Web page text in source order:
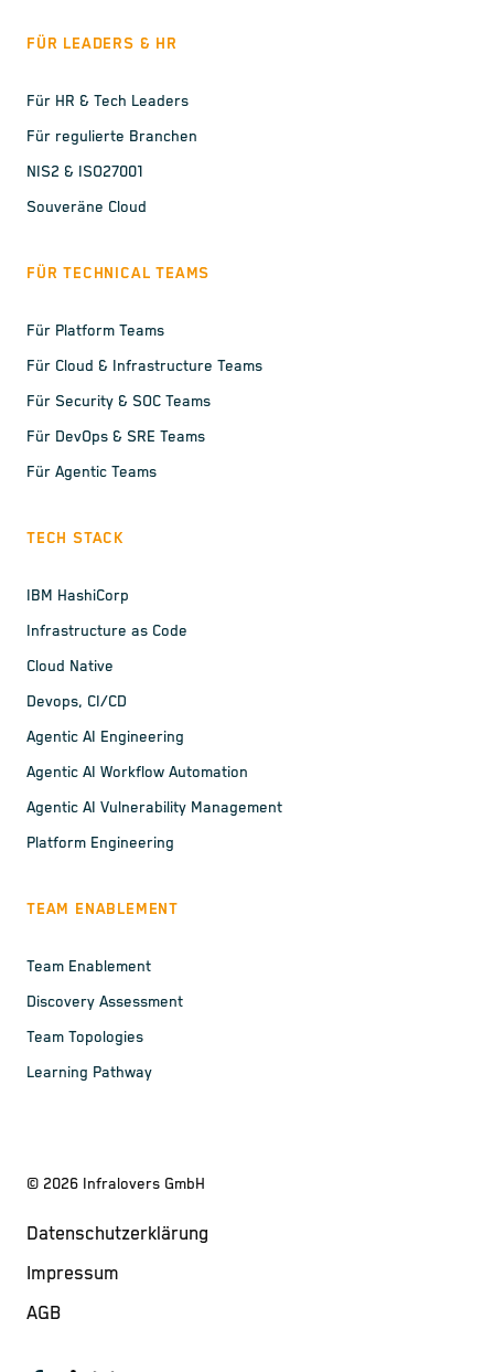
FÜR LEADERS & HR
Für HR & Tech Leaders
Für regulierte Branchen
NIS2 & ISO27001
Souveräne Cloud
FÜR TECHNICAL TEAMS
Für Platform Teams
Für Cloud & Infrastructure Teams
Für Security & SOC Teams
Für DevOps & SRE Teams
Für Agentic Teams
TECH STACK
IBM HashiCorp
Infrastructure as Code
Cloud Native
Devops, CI/CD
Agentic AI Engineering
Agentic AI Workflow Automation
Agentic AI Vulnerability Management
Platform Engineering
TEAM ENABLEMENT
Team Enablement
Discovery Assessment
Team Topologies
Learning Pathway
© 2026 Infralovers GmbH
Datenschutzerklärung
Impressum
AGB